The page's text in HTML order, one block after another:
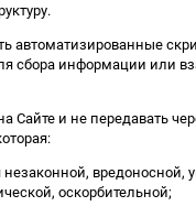
автоматизированные
сбора информации или
Сайте и не передавать
незаконной, вредоносной,
оскорбительной;